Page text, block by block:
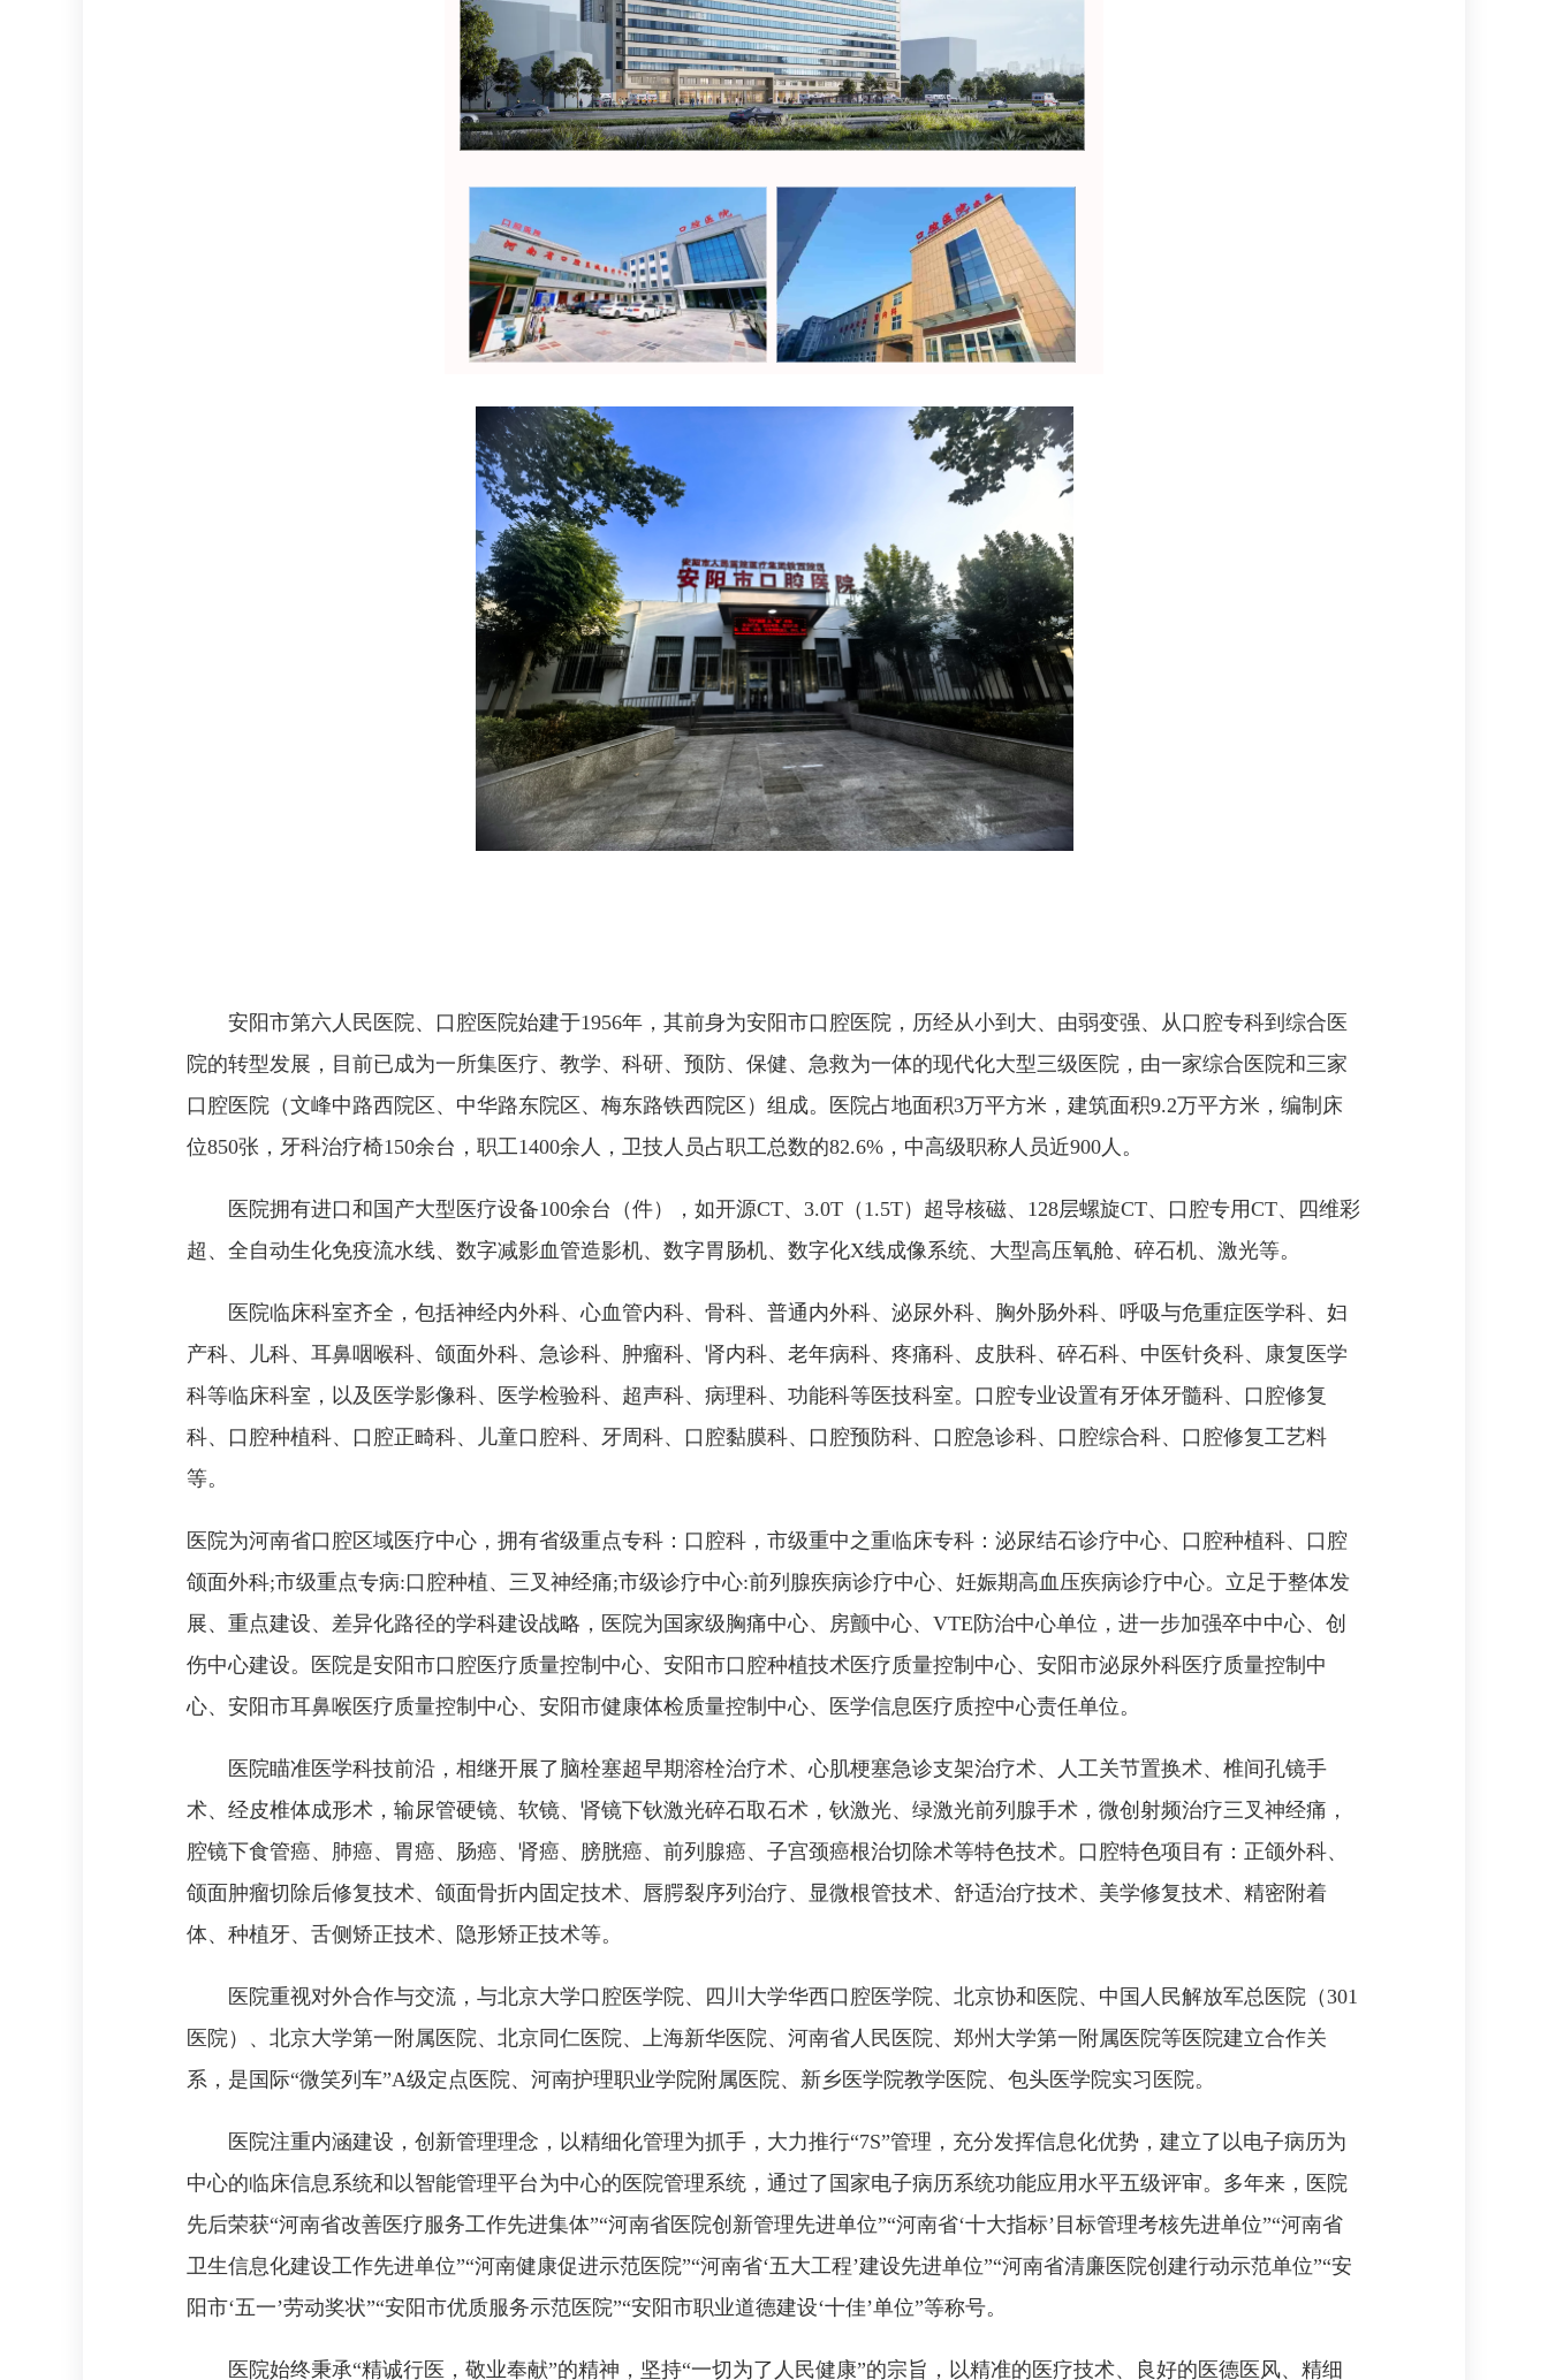
安阳市第六人民医院、口腔医院始建于1956年，其前身为安阳市口腔医院，历经从小到大、由弱变强、从口腔专科到综合医
院的转型发展，目前已成为一所集医疗、教学、科研、预防、保健、急救为一体的现代化大型三级医院，由一家综合医院和三家
口腔医院（文峰中路西院区、中华路东院区、梅东路铁西院区）组成。医院占地面积3万平方米，建筑面积9.2万平方米，编制床
位850张，牙科治疗椅150余台，职工1400余人，卫技人员占职工总数的82.6%，中高级职称人员近900人。
医院拥有进口和国产大型医疗设备100余台（件），如开源CT、3.0T（1.5T）超导核磁、128层螺旋CT、口腔专用CT、四维彩
超、全自动生化免疫流水线、数字减影血管造影机、数字胃肠机、数字化X线成像系统、大型高压氧舱、碎石机、激光等。
医院临床科室齐全，包括神经内外科、心血管内科、骨科、普通内外科、泌尿外科、胸外肠外科、呼吸与危重症医学科、妇
产科、儿科、耳鼻咽喉科、颌面外科、急诊科、肿瘤科、肾内科、老年病科、疼痛科、皮肤科、碎石科、中医针灸科、康复医学
科等临床科室，以及医学影像科、医学检验科、超声科、病理科、功能科等医技科室。口腔专业设置有牙体牙髓科、口腔修复
科、口腔种植科、口腔正畸科、儿童口腔科、牙周科、口腔黏膜科、口腔预防科、口腔急诊科、口腔综合科、口腔修复工艺料
等。
医院为河南省口腔区域医疗中心，拥有省级重点专科：口腔科，市级重中之重临床专科：泌尿结石诊疗中心、口腔种植科、口腔
颌面外科;市级重点专病:口腔种植、三叉神经痛;市级诊疗中心:前列腺疾病诊疗中心、妊娠期高血压疾病诊疗中心。立足于整体发
展、重点建设、差异化路径的学科建设战略，医院为国家级胸痛中心、房颤中心、VTE防治中心单位，进一步加强卒中中心、创
伤中心建设。医院是安阳市口腔医疗质量控制中心、安阳市口腔种植技术医疗质量控制中心、安阳市泌尿外科医疗质量控制中
心、安阳市耳鼻喉医疗质量控制中心、安阳市健康体检质量控制中心、医学信息医疗质控中心责任单位。
医院瞄准医学科技前沿，相继开展了脑栓塞超早期溶栓治疗术、心肌梗塞急诊支架治疗术、人工关节置换术、椎间孔镜手
术、经皮椎体成形术，输尿管硬镜、软镜、肾镜下钬激光碎石取石术，钬激光、绿激光前列腺手术，微创射频治疗三叉神经痛，
腔镜下食管癌、肺癌、胃癌、肠癌、肾癌、膀胱癌、前列腺癌、子宫颈癌根治切除术等特色技术。口腔特色项目有：正颌外科、
颌面肿瘤切除后修复技术、颌面骨折内固定技术、唇腭裂序列治疗、显微根管技术、舒适治疗技术、美学修复技术、精密附着
体、种植牙、舌侧矫正技术、隐形矫正技术等。
医院重视对外合作与交流，与北京大学口腔医学院、四川大学华西口腔医学院、北京协和医院、中国人民解放军总医院（301
医院）、北京大学第一附属医院、北京同仁医院、上海新华医院、河南省人民医院、郑州大学第一附属医院等医院建立合作关
系，是国际“微笑列车”A级定点医院、河南护理职业学院附属医院、新乡医学院教学医院、包头医学院实习医院。
医院注重内涵建设，创新管理理念，以精细化管理为抓手，大力推行“7S”管理，充分发挥信息化优势，建立了以电子病历为
中心的临床信息系统和以智能管理平台为中心的医院管理系统，通过了国家电子病历系统功能应用水平五级评审。多年来，医院
先后荣获“河南省改善医疗服务工作先进集体”“河南省医院创新管理先进单位”“河南省‘十大指标’目标管理考核先进单位”“河南省
卫生信息化建设工作先进单位”“河南健康促进示范医院”“河南省‘五大工程’建设先进单位”“河南省清廉医院创建行动示范单位”“安
阳市‘五一’劳动奖状”“安阳市优质服务示范医院”“安阳市职业道德建设‘十佳’单位”等称号。
医院始终秉承“精诚行医，敬业奉献”的精神，坚持“一切为了人民健康”的宗旨，以精准的医疗技术、良好的医德医风、精细